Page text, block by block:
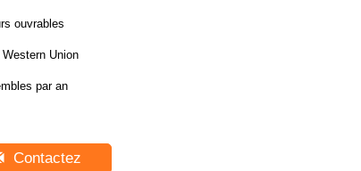
ouvrables
Western Union
par an
Contactez